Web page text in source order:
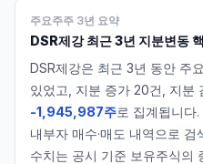
주요주주 3년 요약
DSR제강최근 3년 지분변동
DSR제강은 최근 3년 동안 주
있었고, 지분 증가 20건, 지분
-1,945,987주로 집계됩니다
내부자 매수·매도 내역으로
수치는 공시 기준 보유주식의